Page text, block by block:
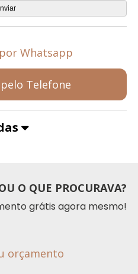
Whatsapp
Telefone
O QUE PROCURAVA?
grátis agora mesmo!
orçamento